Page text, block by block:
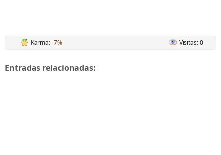
Karma:-7% Visitas: 0
Entradas relacionadas: